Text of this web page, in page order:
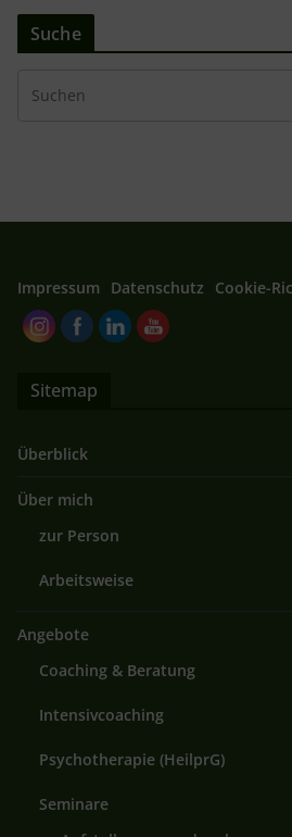
Suche
Impressum Datenschutz Cookie-
Sitemap
Überblick
Über mich
zur Person
Arbeitsweise
Angebote
Coaching & Beratung
Intensivcoaching
Psychotherapie (HeilprG)
Seminare